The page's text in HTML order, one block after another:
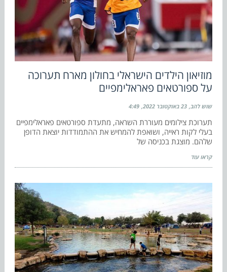
מוזיאון הילדים הישראלי בחולון מארח תערוכה
על ספורטאים פאראלימפיים
שוש להב 23 באוקטובר 2022 4:49
תערוכת צילומים מעוררת השראה, מתעדת ספורטאים פאראלימפיים
בעלי לקות ראייה, ושואפת להמחיש את ההתמודדות יוצאת הדופן
שלהם. מוצגת בכניסה של
קראו עוד